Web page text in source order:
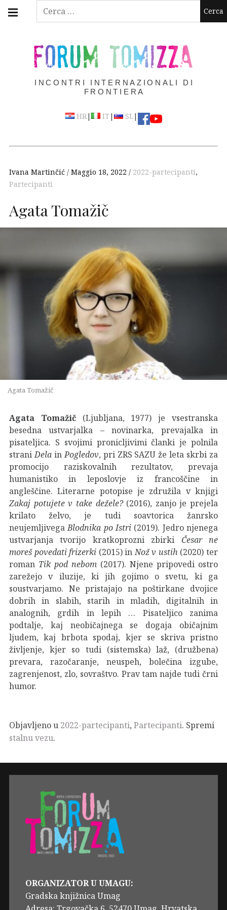
Ricerca
Skip
FORUM TOMIZZA
INCONTRI INTERNAZIONALI DI
FRONTIERA
HR| IT | SL|
navigation
Ivana Martinčić Maggio 18, 2022 2022-partecipanti,
Partecipanti
Agata Tomažič
Agata Tomažič
Agata Tomažič(Ljubljana, 1977) je vsestranska
besedna ustvarjalka – novinarka, prevajalka in
pisateljica. S svojimi pronicljivimi članki je polnila
strani Delain Pogledov, pri ZRS SAZU že leta skrbi za
promocijo raziskovalnih rezultatov, prevaja
humanistiko in leposlovje iz francoščine in
angleščine. Literarne potopise je združila v knjigi
Zakaj potujete v take dežele?(2016), zanjo je prejela
krilato želvo, je tudi soavtorica žanrsko
neujemljivega Blodnika po Istri (2019). Jedro njenega
ustvarjanja tvorijo kratkoprozni zbirki Česar ne
moreš povedati frizerki (2015) in Nož v ustih (2020) ter
roman Tik pod nebom (2017). Njene pripovedi ostro
zarežejo v iluzije, ki jih gojimo o svetu, ki ga
soustvarjamo. Ne pristajajo na poštirkane dvojice
dobrih in slabih, starih in mladih, digitalnih in
analognih, grdih in lepih … Pisateljico zanima
podtalje, kaj neobičajnega se dogaja običajnim
ljudem, kaj brbota spodaj, kjer se skriva pristno
življenje, kjer so tudi (sistemska) laž, (družbena)
prevara, razočaranje, neuspeh, bolečina izgube,
zagrenjenost, zlo, sovraštvo. Prav tam najde tudi črni
humor.
Objavljeno u 2022-partecipanti, Partecipanti. Spremi
stalnu vezu.
ORGANIZATOR U UMAGU:
Gradska knjižnica Umag